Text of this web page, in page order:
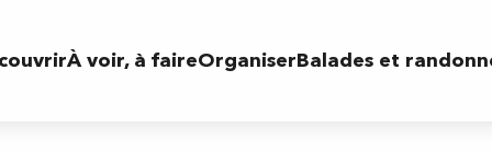
À voir, à faireOrganiserBalades et